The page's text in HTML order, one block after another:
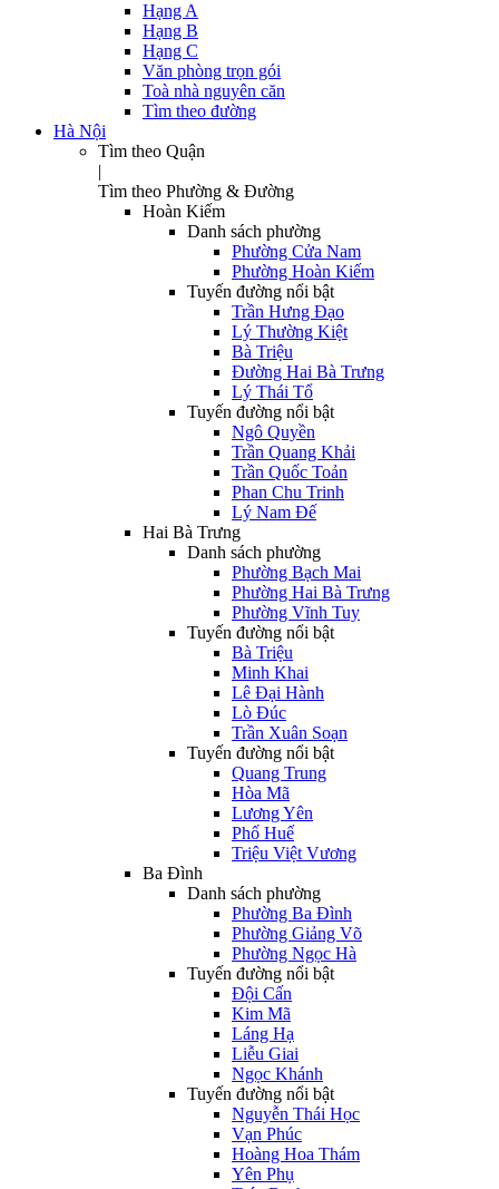
Hạng A
Hạng B
Hạng C
Văn phòng trọn gói
Toà nhà nguyên căn
Tìm theo đường
Hà Nội
Tìm theo Quận
|
Tìm theo Phường & Đường
Hoàn Kiếm
Danh sách phường
Phường Cửa Nam
Phường Hoàn Kiếm
Tuyến đường nổi bật
Trần Hưng Đạo
Lý Thường Kiệt
Bà Triệu
Đường Hai Bà Trưng
Lý Thái Tổ
Tuyến đường nổi bật
Ngô Quyền
Trần Quang Khải
Trần Quốc Toản
Phan Chu Trinh
Lý Nam Đế
Hai Bà Trưng
Danh sách phường
Phường Bạch Mai
Phường Hai Bà Trưng
Phường Vĩnh Tuy
Tuyến đường nổi bật
Bà Triệu
Minh Khai
Lê Đại Hành
Lò Đúc
Trần Xuân Soạn
Tuyến đường nổi bật
Quang Trung
Hòa Mã
Lương Yên
Phố Huế
Triệu Việt Vương
Ba Đình
Danh sách phường
Phường Ba Đình
Phường Giảng Võ
Phường Ngọc Hà
Tuyến đường nổi bật
Đội Cấn
Kim Mã
Láng Hạ
Liễu Giai
Ngọc Khánh
Tuyến đường nổi bật
Nguyễn Thái Học
Vạn Phúc
Hoàng Hoa Thám
Yên Phụ